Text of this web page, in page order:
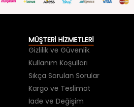
MÜŞTERİ HİZMETLERİ
Gizlilik ve Güvenlik
Kullanım Koşulları
Sıkça Sorulan Sorular
Kargo ve Teslimat
İade ve Değişim